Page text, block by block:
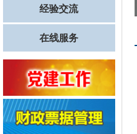
经验交流
在线服务